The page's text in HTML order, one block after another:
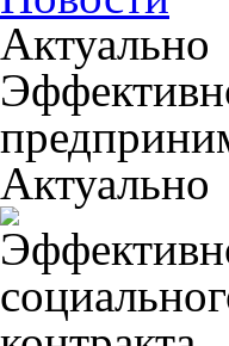
Актуально
Актуально